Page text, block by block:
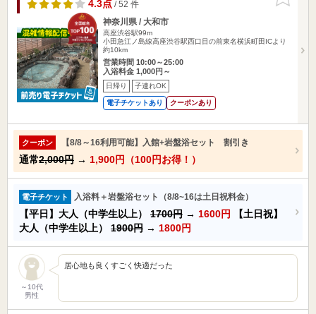
4.3点/ 52 件
神奈川県 / 大和市
高座渋谷駅99m
小田急江ノ島線高座渋谷駅西口目の前東名横浜町田ICより
約10km
営業時間 10:00～25:00
入浴料金 1,000円～
日帰り 子連れOK
電子チケットあり クーポンあり
クーポン 【8/8～16利用可能】入館+岩盤浴セット 割引き
通常2,000円 → 1,900円（100円お得！）
電子チケット 入浴料＋岩盤浴セット（8/8~16は土日祝料金）
【平日】大人（中学生以上） 1700円 → 1600円
【土日祝】
大人（中学生以上） 1900円 → 1800円
～10代
男性
居心地も良くすごく快適だった